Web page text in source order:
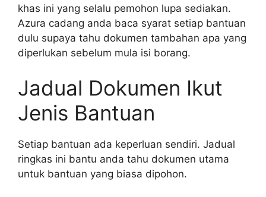
khas ini yang selalu pemohon lupa sediakan.
Azura cadang anda baca syarat setiap bantuan
dulu supaya tahu dokumen tambahan apa yang
diperlukan sebelum mula isi borang.
Jadual Dokumen Ikut
Jenis Bantuan
Setiap bantuan ada keperluan sendiri. Jadual
ringkas ini bantu anda tahu dokumen utama
untuk bantuan yang biasa dipohon.